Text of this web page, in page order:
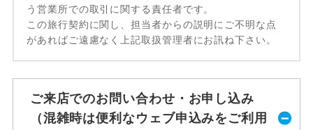
う営業所での取引に関する責任者です。
この旅行契約に関し、担当者からの説明にご不明な点
があればご遠慮なく上記取扱管理者にお訊ね下さい。
ご来店でのお問い合わせ・お申し込み
（混雑時は便利なウェブ申込みをご利用